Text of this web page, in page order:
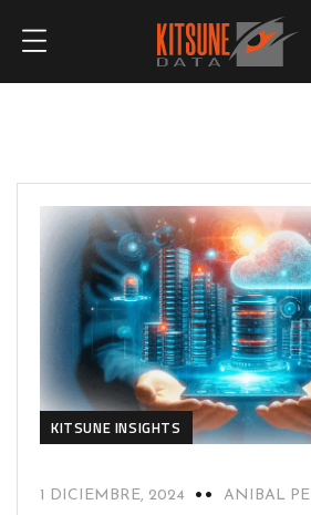
KITSUNE INSIGHTS
1 DICIEMBRE, 2024 ANIBAL